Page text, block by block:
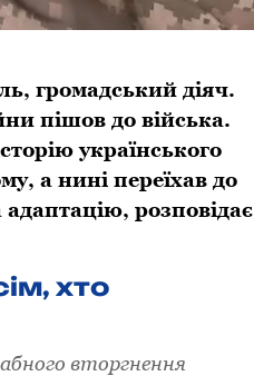
громадський діяч.
пішов до війська.
українського
а нині переїхав до
розповідає
хто
вторгнення